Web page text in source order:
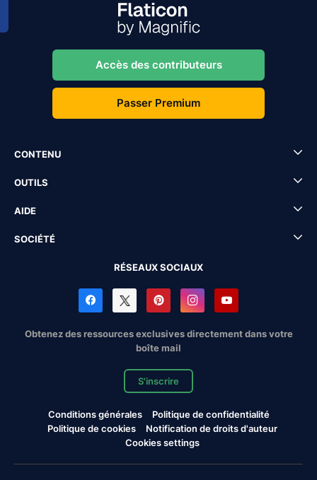
Accès des contributeurs
Passer Premium
CONTENU
OUTILS
AIDE
SOCIÉTÉ
RÉSEAUX SOCIAUX
Obtenez des ressources exclusives directement dans votre
boîte mail
S'inscrire
Conditions générales
Politique de confidentialité
Politique de cookies
Notification de droits d'auteur
Cookies settings